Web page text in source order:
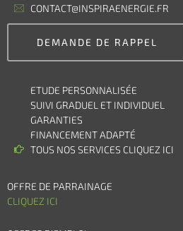
CONTACT@INSPIRAENERGIE.FR
DEMANDE DE RAPPEL
ETUDE PERSONNALISÉE
SUIVI GRADUEL ET INDIVIDUEL
GARANTIES
FINANCEMENT ADAPTÉ
TOUS NOS SERVICES CLIQUEZ ICI
OFFRE DE PARRAINAGE
CLIQUEZ ICI